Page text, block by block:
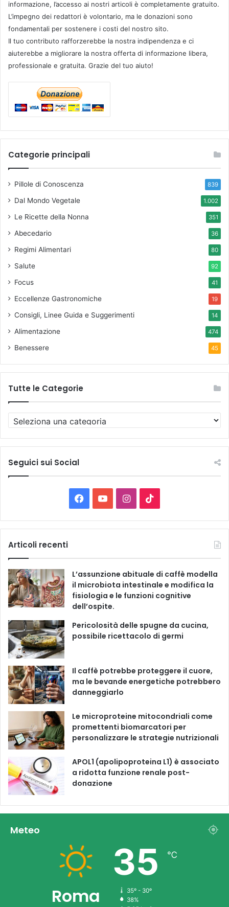
informazione, l’accesso ai nostri articoli è completamente gratuito.
L’impegno dei redattori è volontario, ma le donazioni sono
fondamentali per sostenere i costi del nostro sito.
Il tuo contributo rafforzerebbe la nostra indipendenza e ci
aiuterebbe a migliorare la nostra offerta di informazione libera,
professionale e gratuita. Grazie del tuo aiuto!
Categorie principali
Pillole di Conoscenza 839
Dal Mondo Vegetale 1.002
Le Ricette della Nonna 351
Abecedario 36
Regimi Alimentari 80
Salute 92
Focus 41
Eccellenze Gastronomiche 19
Consigli, Linee Guida e Suggerimenti 14
Alimentazione 474
Benessere 45
Tutte le Categorie
u
t
e
o
r
i
e
Seguici sui Social
a
e
b
o
o
k
o
T
u
b
e
I
n
t
a
g
r
a
i
T
o
k
Articoli recenti
L’assunzione abituale di caffè modella
il microbiota intestinale e modifica la
fisiologia e le funzioni cognitive
dell’ospite.
Pericolosità delle spugne da cucina,
possibile ricettacolo di germi
Il caffè potrebbe proteggere il cuore,
ma le bevande energetiche potrebbero
danneggiarlo
Le microproteine ​​mitocondriali come
promettenti biomarcatori per
personalizzare le strategie nutrizionali
APOL1 (apolipoproteina L1) è associato
a ridotta funzione renale post-
donazione
Meteo
Roma
35 ℃
35º - 30º
38%